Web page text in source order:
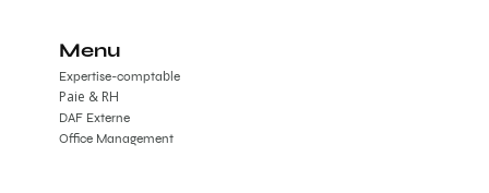
Menu
Expertise-comptable
DAF Externe
Office Management
Paie & RH